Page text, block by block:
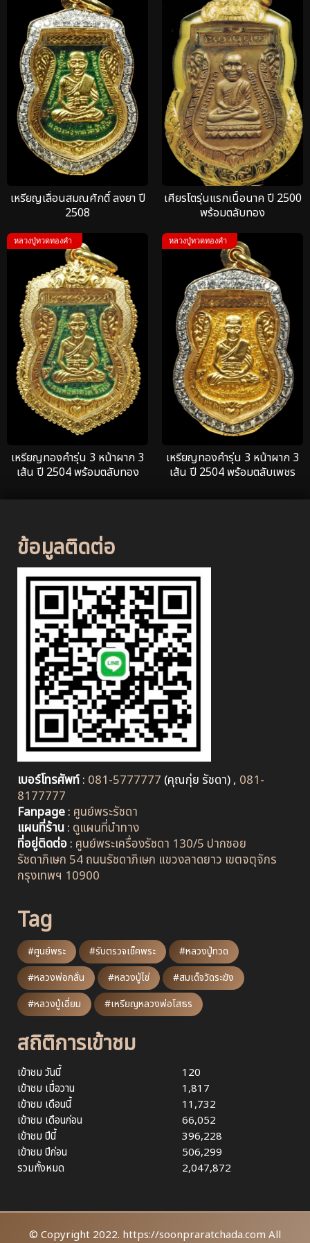
เหรียญเลื่อนสมณศักดิ์ ลงยา ปี
2508
เศียรโตรุ่นแรกเนื้อนาค ปี 2500
พร้อมตลับทอง
หลวงปู่ทวดทองคำ
เหรียญทองคำรุ่น 3 หน้าผาก 3
เส้น ปี 2504 พร้อมตลับทอง
หลวงปู่ทวดทองคำ
เหรียญทองคำรุ่น 3 หน้าผาก 3
เส้น ปี 2504 พร้อมตลับเพชร
ข้อมูลติดต่อ
เบอร์โทรศัพท์: 081-5777777 (คุณกุ่ย รัชดา) , 081-
8177777
Fanpage: ศูนย์พระรัชดา
แผนที่ร้าน: ดูแผนที่นำทาง
ที่อยู่ติดต่อ: ศูนย์พระเครื่องรัชดา 130/5 ปากซอย
รัชดาภิเษก 54 ถนนรัชดาภิเษก แขวงลาดยาว เขตจตุจักร
กรุงเทพฯ 10900
Tag
#ศูนย์พระ #รับตรวจเช็คพระ
#หลวงปู่ทวด
#หลวงพ่อกลั่น
#หลวงปู่ไข่
#สมเด็จวัดระฆัง
#หลวงปู่เอี่ยม
#เหรียญหลวงพ่อโสธร
สถิติการเข้าชม
เข้าชม วันนี้
120
เข้าชม เมื่อวาน
1,817
เข้าชม เดือนนี้
11,732
เข้าชม เดือนก่อน
66,052
เข้าชม ปีนี้
396,228
เข้าชม ปีก่อน
506,299
รวมทั้งหมด
2,047,872
© Copyright 2022. https://soonpraratchada.com All